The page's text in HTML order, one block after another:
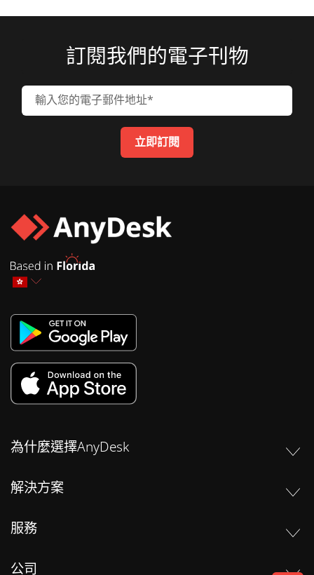
訂閱我們的電子刊物
立即訂閱
為什麼選擇AnyDesk
解決方案
服務
公司